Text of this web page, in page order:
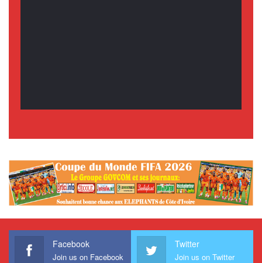
Facebook
Join us on Facebook
Twitter
Join us on Twitter